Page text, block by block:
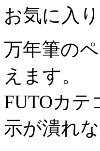
お気に入
万年筆の
えます。
FUTOカ
示が潰れ